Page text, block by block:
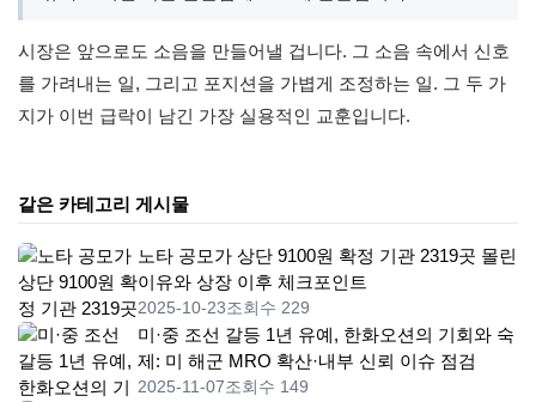
시장은 앞으로도 소음을 만들어낼 겁니다. 그 소음 속에서 신호
를 가려내는 일, 그리고 포지션을 가볍게 조정하는 일. 그 두 가
지가 이번 급락이 남긴 가장 실용적인 교훈입니다.
같은 카테고리 게시물
노타 공모가 상단 9100원 확정 기관 2319곳 몰린
이유와 상장 이후 체크포인트
2025-10-23조회수 229
미·중 조선 갈등 1년 유예, 한화오션의 기회와 숙
제: 미 해군 MRO 확산·내부 신뢰 이슈 점검
2025-11-07조회수 149